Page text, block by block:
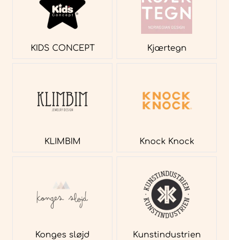
KIDS CONCEPT Kjærtegn
KLIMBIM Knock Knock
Konges sløjd Kunstindustrien